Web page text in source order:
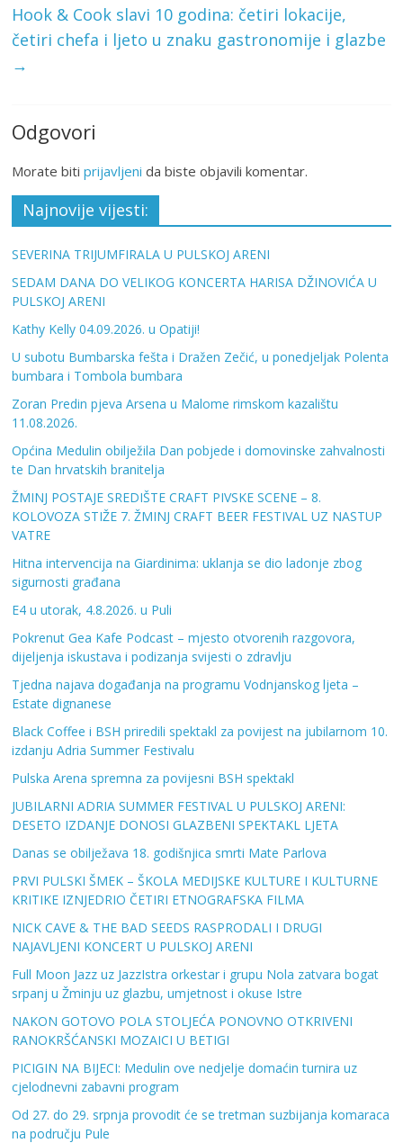
Hook & Cook slavi 10 godina: četiri lokacije,
četiri chefa i ljeto u znaku gastronomije i glazbe
→
Odgovori
Morate bitiprijavljeni da biste objavili komentar.
Najnovije vijesti:
SEVERINA TRIJUMFIRALA U PULSKOJ ARENI
SEDAM DANA DO VELIKOG KONCERTA HARISA DŽINOVIĆA U
PULSKOJ ARENI
Kathy Kelly 04.09.2026. u Opatiji!
U subotu Bumbarska fešta i Dražen Zečić, u ponedjeljak Polenta
bumbara i Tombola bumbara
Zoran Predin pjeva Arsena u Malome rimskom kazalištu
11.08.2026.
Općina Medulin obilježila Dan pobjede i domovinske zahvalnosti
te Dan hrvatskih branitelja
ŽMINJ POSTAJE SREDIŠTE CRAFT PIVSKE SCENE – 8.
KOLOVOZA STIŽE 7. ŽMINJ CRAFT BEER FESTIVAL UZ NASTUP
VATRE
Hitna intervencija na Giardinima: uklanja se dio ladonje zbog
sigurnosti građana
E4 u utorak, 4.8.2026. u Puli
Pokrenut Gea Kafe Podcast – mjesto otvorenih razgovora,
dijeljenja iskustava i podizanja svijesti o zdravlju
Tjedna najava događanja na programu Vodnjanskog ljeta –
Estate dignanese
Black Coffee i BSH priredili spektakl za povijest na jubilarnom 10.
izdanju Adria Summer Festivalu
Pulska Arena spremna za povijesni BSH spektakl
JUBILARNI ADRIA SUMMER FESTIVAL U PULSKOJ ARENI:
DESETO IZDANJE DONOSI GLAZBENI SPEKTAKL LJETA
Danas se obilježava 18. godišnjica smrti Mate Parlova
PRVI PULSKI ŠMEK – ŠKOLA MEDIJSKE KULTURE I KULTURNE
KRITIKE IZNJEDRIO ČETIRI ETNOGRAFSKA FILMA
NICK CAVE & THE BAD SEEDS RASPRODALI I DRUGI
NAJAVLJENI KONCERT U PULSKOJ ARENI
Full Moon Jazz uz JazzIstra orkestar i grupu Nola zatvara bogat
srpanj u Žminju uz glazbu, umjetnost i okuse Istre
NAKON GOTOVO POLA STOLJEĆA PONOVNO OTKRIVENI
RANOKRŠĆANSKI MOZAICI U BETIGI
PICIGIN NA BIJECI: Medulin ove nedjelje domaćin turnira uz
cjelodnevni zabavni program
Od 27. do 29. srpnja provodit će se tretman suzbijanja komaraca
na području Pule